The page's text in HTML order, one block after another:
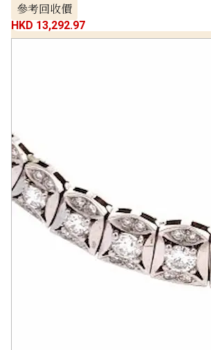
參考回收價
HKD 13,292.97